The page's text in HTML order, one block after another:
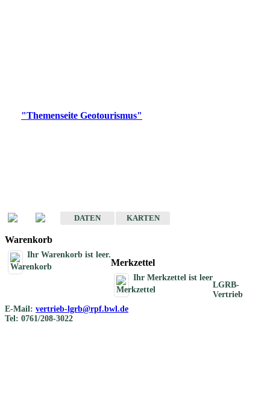
"Themenseite Geotourismus"
DATEN
KARTEN
Warenkorb
Ihr Warenkorb ist leer.
Merkzettel
Ihr Merkzettel ist leer
LGRB-
Vertrieb
E-Mail: vertrieb-lgrb@rpf.bwl.de
Tel: 0761/208-3022